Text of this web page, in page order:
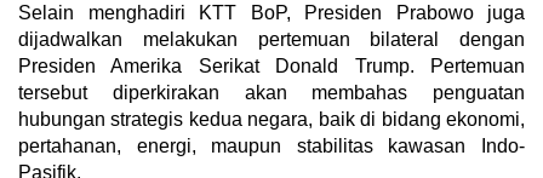
Selain menghadiri KTT BoP, Presiden Prabowo juga
dijadwalkan melakukan pertemuan bilateral dengan
Presiden Amerika Serikat Donald Trump. Pertemuan
tersebut diperkirakan akan membahas penguatan
hubungan strategis kedua negara, baik di bidang ekonomi,
pertahanan, energi, maupun stabilitas kawasan Indo-
Pasifik.